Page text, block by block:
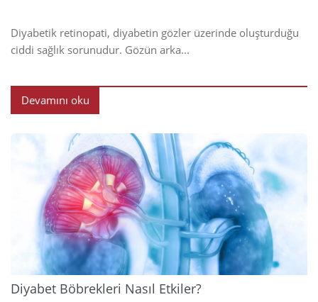
Diyabetik retinopati, diyabetin gözler üzerinde oluşturduğu
ciddi sağlık sorunudur. Gözün arka...
Devamını oku
Diyabet Böbrekleri Nasıl Etkiler?